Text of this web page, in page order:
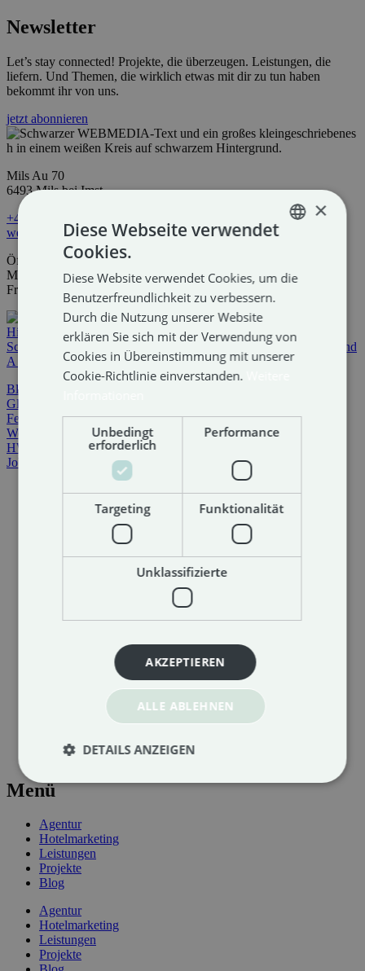
Newsletter
Let’s stay connected! Projekte, die überzeugen. Leistungen, die
liefern. Und Themen, die wirklich etwas mit dir zu tun haben
bekommt ihr von uns.
jetzt abonnieren
Mils Au 70
6493 Mils bei Imst
+43 5418 20877
welcome@huberwebmedia.at
Öffnungszeiten
Mo bis Do 08:00-12:00 & 13:00-17:00
Fr 08:00-12:00
Blog
Glossar
Fernwartung
Webmail
HWM Cloud
Jobs
AGB
Sitemap
Menü
Agentur
Hotelmarketing
Leistungen
Projekte
Blog
Agentur
Hotelmarketing
Leistungen
Projekte
ENGLISH
×
Diese Webseite verwendet
Cookies.
Diese Website verwendet Cookies, um die
Benutzerfreundlichkeit zu verbessern.
Durch die Nutzung unserer Website
erklären Sie sich mit der Verwendung von
Cookies in Übereinstimmung mit unserer
Cookie-Richtlinie einverstanden.
Unbedingt
erforderlich
Performance
Targeting Funktionalität
Unklassifizierte
AKZEPTIEREN
ALLE ABLEHNEN
DETAILS ANZEIGEN